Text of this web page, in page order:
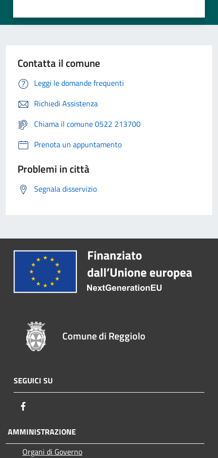
Contatta il comune
Leggi le domande frequenti
Richiedi Assistenza
Chiama il comune 0522 213700
Prenota un appuntamento
Problemi in città
Segnala disservizio
Comune di Reggiolo
SEGUICI SU
AMMINISTRAZIONE
Organi di Governo